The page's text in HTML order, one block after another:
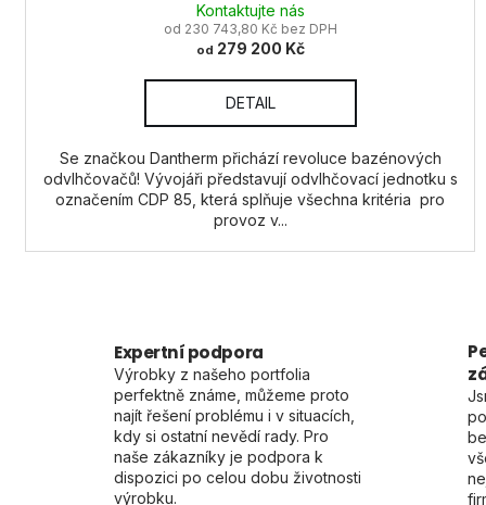
Kontaktujte nás
od 230 743,80 Kč bez DPH
od 279 200 Kč
DETAIL
Se značkou Dantherm přichází revoluce bazénových
odvlhčovačů! Vývojáři představují odvlhčovací jednotku s
označením CDP 85, která splňuje všechna kritéria pro
provoz v...
Expertní podpora
Výrobky z našeho portfolia
perfektně známe, můžeme proto
najít řešení problému i v situacích,
kdy si ostatní nevědí rady. Pro
naše zákazníky je podpora k
dispozici po celou dobu životnosti
výrobku.